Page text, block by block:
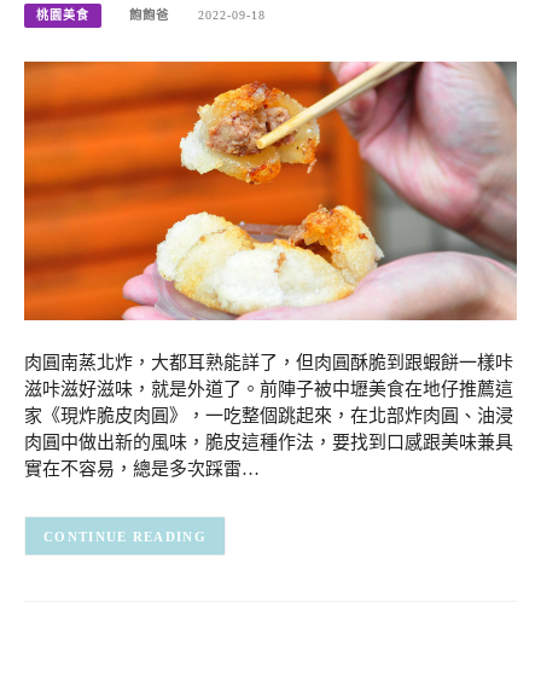
桃園美食 飽飽爸 2022-09-18
肉圓南蒸北炸，大都耳熟能詳了，但肉圓酥脆到跟蝦餅一樣咔
滋咔滋好滋味，就是外道了。前陣子被中壢美食在地仔推薦這
家《現炸脆皮肉圓》，一吃整個跳起來，在北部炸肉圓、油浸
肉圓中做出新的風味，脆皮這種作法，要找到口感跟美味兼具
實在不容易，總是多次踩雷…
CONTINUE READING